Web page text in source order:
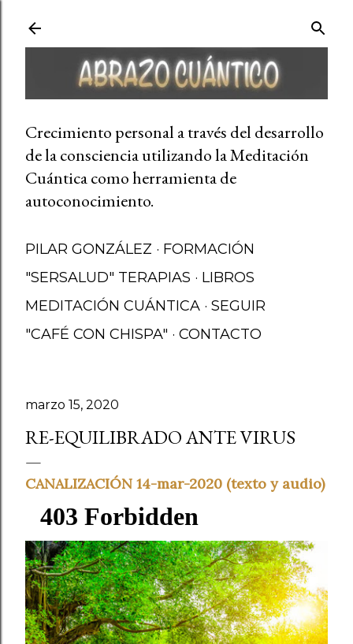
Crecimiento personal a través del desarrollo
de la consciencia utilizando la Meditación
Cuántica como herramienta de
autoconocimiento.
PILAR GONZÁLEZ
FORMACIÓN
"SERSALUD" TERAPIAS
LIBROS
MEDITACIÓN CUÁNTICA
SEGUIR
"CAFÉ CON CHISPA"
CONTACTO
marzo 15, 2020
RE-EQUILIBRADO ANTE VIRUS
CANALIZACIÓN 14-mar-2020 (texto y audio)